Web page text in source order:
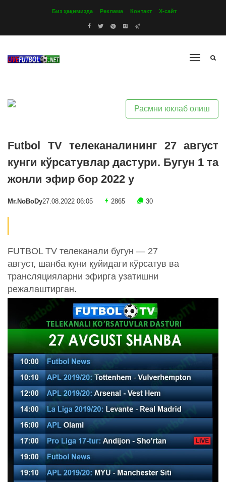
Биз ҳақимизда Реклама Контакт Х-сайт
Расмни юклаб олиш
Futbol TV телеканалининг 27 август
кунги кўрсатувлар дастури. Бугун 1 та
жонли эфир бор 2022 y
Mr.NoBoDy27.08.2022 06:05 2865 30
FUTBOL TV телеканали бугун — 27
август, шанба куни қуйидаги кўрсатув ва
трансляцияларни эфирга узатишни
режалаштирган.